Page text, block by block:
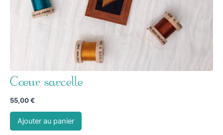
Cœur sarcelle
55,00€
Ajouter au panier